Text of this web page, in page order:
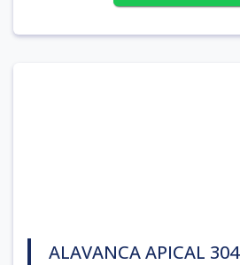
ALAVANCA APICAL 304